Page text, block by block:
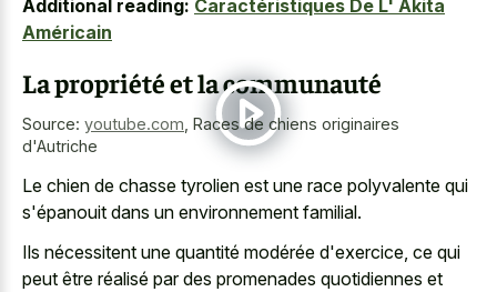
Additional reading: Caractéristiques De L' Akita
Américain
La propriété et la communauté
Source: youtube.com Races de chiens originaires
d'Autriche
Le chien de chasse tyrolien est une race polyvalente qui
s'épanouit dans un environnement familial.
Ils nécessitent une quantité modérée d'exercice, ce qui
peut être réalisé par des promenades quotidiennes et